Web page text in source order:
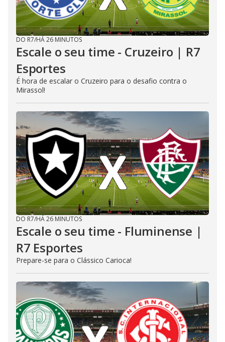
DO R7/HÁ 26 MINUTOS
Escale o seu time - Cruzeiro | R7
Esportes
É hora de escalar o Cruzeiro para o desafio contra o
Mirassol!
DO R7/HÁ 26 MINUTOS
Escale o seu time - Fluminense |
R7 Esportes
Prepare-se para o Clássico Carioca!